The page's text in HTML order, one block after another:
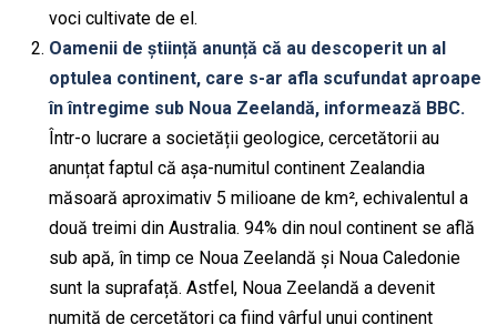
voci cultivate de el.
Oamenii de știință anunță că au descoperit un al
optulea continent, care s-ar afla scufundat aproape
în întregime sub Noua Zeelandă, informează BBC.
Într-o lucrare a societății geologice, cercetătorii au
anunțat faptul că așa-numitul continent Zealandia
măsoară aproximativ 5 milioane de km², echivalentul a
două treimi din Australia. 94% din noul continent se află
sub apă, în timp ce Noua Zeelandă și Noua Caledonie
sunt la suprafață. Astfel, Noua Zeelandă a devenit
numită de cercetători ca fiind vârful unui continent